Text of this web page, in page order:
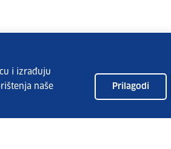
i izrađuju
naše
Prilagodi